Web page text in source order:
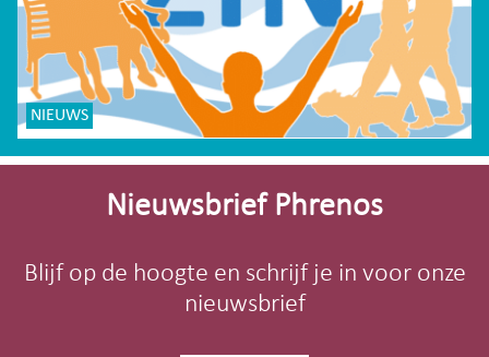
NIEUWS
Site-
Nieuwsbrief Phrenos
Blijf op de hoogte en schrijf je in voor onze
nieuwsbrief